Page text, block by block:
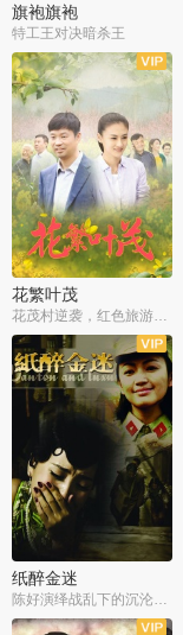
旗袍旗袍
特工王对决暗杀王
全34集
花繁叶茂
花茂村逆袭，红色旅游出圈
全42集
纸醉金迷
全40集